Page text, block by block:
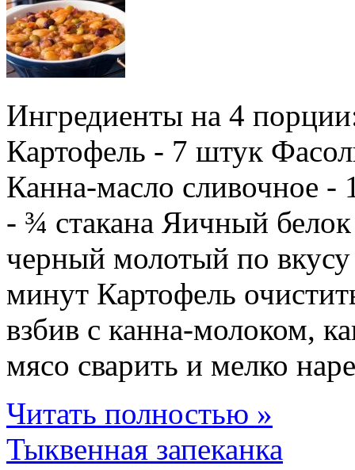
Ингредиенты на 4
Картофель - 7 штук
Канна-масло сливочное -
- ¾ стакана Яичный
черный молотый по
минут Картофель
взбив с канна-молоком,
мясо сварить и мелко
Читать полностью »
Тыквенная запеканка